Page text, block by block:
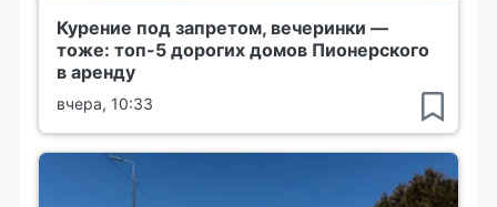
Курение под запретом, вечеринки —
тоже: топ-5 дорогих домов Пионерского
в аренду
вчера, 10:33